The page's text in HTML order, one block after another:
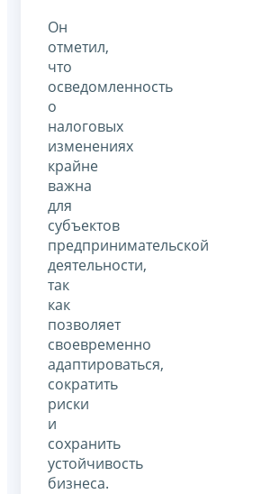
Он
отметил,
что
осведомленность
о
налоговых
изменениях
крайне
важна
для
субъектов
предпринимательской
деятельности,
так
как
позволяет
своевременно
адаптироваться,
сократить
риски
и
сохранить
устойчивость
бизнеса.